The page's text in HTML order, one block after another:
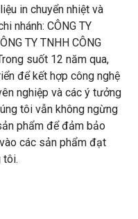
in chuyển nhiệt và
nhánh: CÔNG TY
TY TNHH CÔNG
suốt 12 năm qua,
để kết hợp công nghệ
nghiệp và các ý tưởng
tôi vẫn không ngừng
phẩm để đảm bảo
các sản phẩm đạt
tôi.